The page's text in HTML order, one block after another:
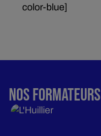
color-blue]
NOS FORMATEURS